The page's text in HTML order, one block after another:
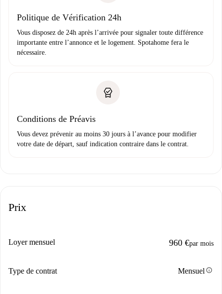
Politique de Vérification 24h
Vous disposez de 24h après l’arrivée pour signaler toute différence
importante entre l’annonce et le logement. Spotahome fera le
nécessaire.
Conditions de Préavis
Vous devez prévenir au moins 30 jours à l’avance pour modifier
votre date de départ, sauf indication contraire dans le contrat.
Prix
Loyer mensuel 960 €par mois
Type de contrat Mensuel info